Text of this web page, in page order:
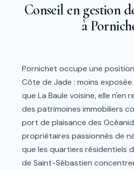
Conseil en gestion
à
Pornichet occupe une
Côte de Jade : moins
que La Baule voisine, elle n'en
des patrimoines immobiliers
port de plaisance des
propriétaires passionnés de
que les quartiers résidentiels
de Saint-Sébastien